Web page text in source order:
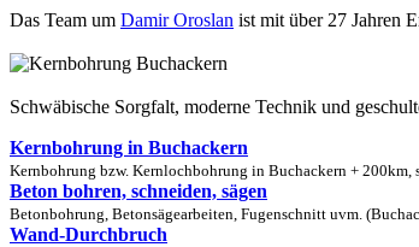
Das Team um Damir Oroslan ist mit über 27 Jahren
Schwäbische Sorgfalt, moderne Technik und
Kernbohrung in Buchackern
Kernbohrung bzw. Kernlochbohrung in Buchackern + 200km,
Beton bohren, schneiden, sägen
Betonbohrung, Betonsägearbeiten, Fugenschnitt uvm.
Wand-Durchbruch